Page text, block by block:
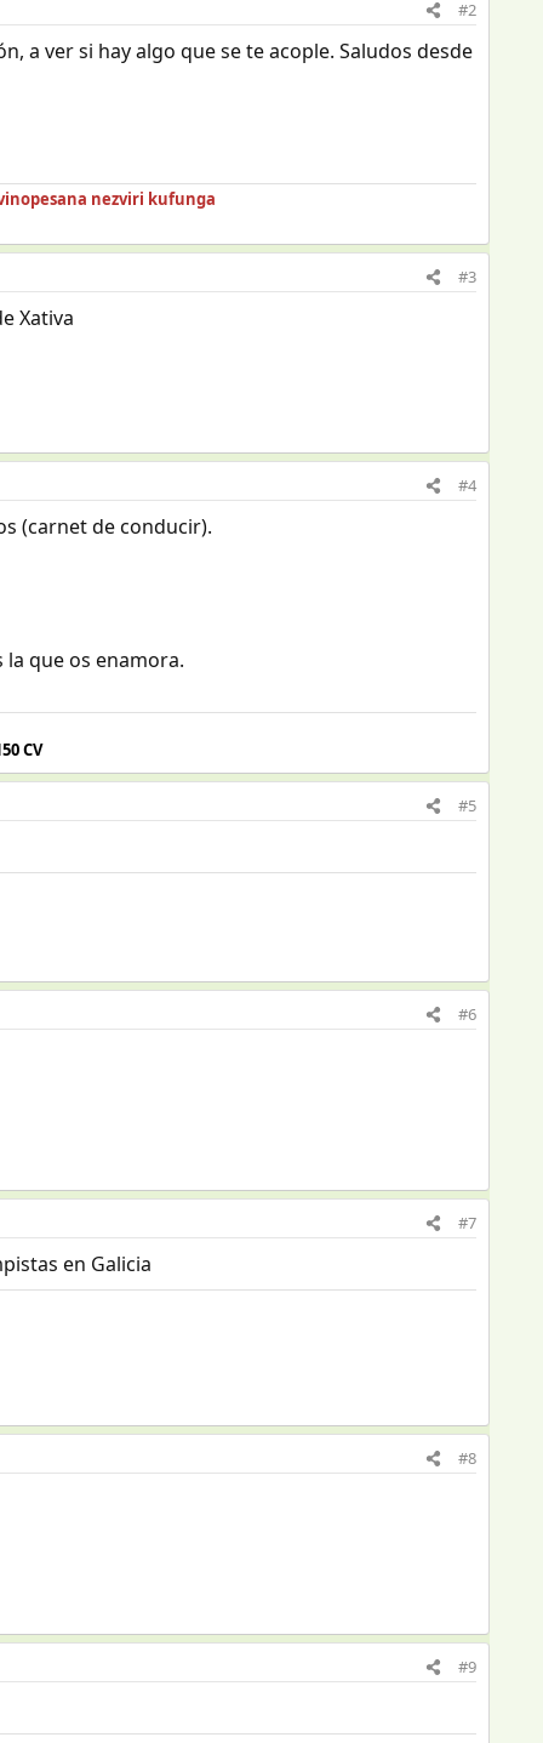
#2
a ver si hay algo que se te acople. Saludos desde
nezviri kufunga
#3
Xativa
#4
(carnet de conducir).
que os enamora.
CV
#5
#6
#7
en Galicia
#8
#9